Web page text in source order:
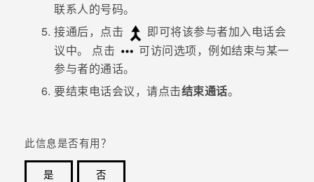
联系人的号码。
接通后，点击
即可将该参与者加入电话会
议中。 点击
可访问选项，例如结束与某一
参与者的通话。
要结束电话会议，请点击结束通话。
此信息是否有用？
是
否